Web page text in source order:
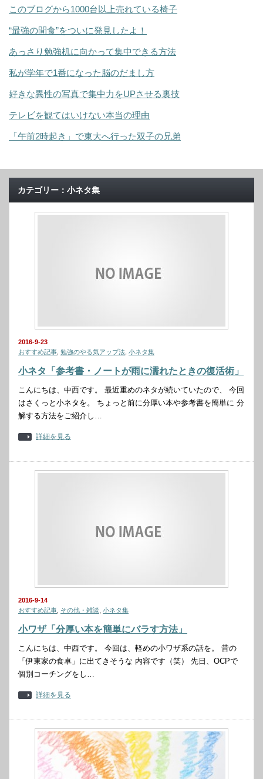
このブログから1000台以上売れている椅子
“最強の間食”をついに発見したよ！
あっさり勉強机に向かって集中できる方法
私が学年で1番になった脳のだまし方
好きな異性の写真で集中力をUPさせる裏技
テレビを観てはいけない本当の理由
「午前2時起き」で東大へ行った双子の兄弟
カテゴリー：小ネタ集
2016-9-23
おすすめ記事 勉強のやる気アップ法 小ネタ集
小ネタ「参考書・ノートが雨に濡れたときの復活術」
こんにちは、中西です。 最近重めのネタが続いていたので、 今回
はさくっと小ネタを。 ちょっと前に分厚い本や参考書を簡単に 分
解する方法をご紹介し…
詳細を見る
2016-9-14
おすすめ記事 その他・雑談 小ネタ集
小ワザ「分厚い本を簡単にバラす方法」
こんにちは、中西です。 今回は、軽めの小ワザ系の話を。 昔の
「伊東家の食卓」に出てきそうな 内容です（笑） 先日、OCPで
個別コーチングをし…
詳細を見る